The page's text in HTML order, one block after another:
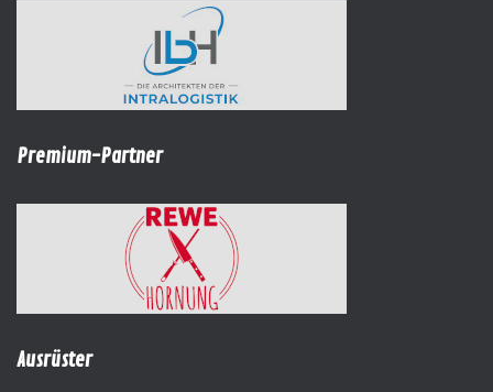
Premium-Partner
Ausrüster